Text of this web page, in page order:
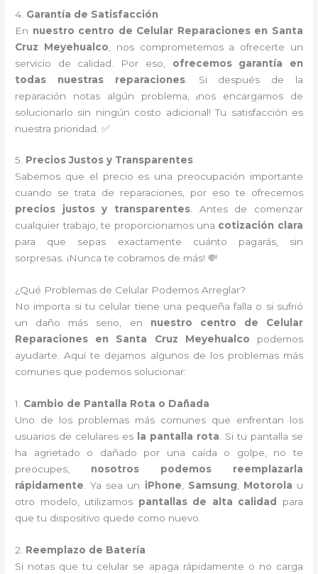
4. Garantía de Satisfacción
En nuestro centro de Celular Reparaciones en Santa
Cruz Meyehualco , nos comprometemos a ofrecerte un
servicio de calidad. Por eso, ofrecemos garantía en
todas nuestras reparaciones. Si después de la
reparación notas algún problema, ¡nos encargamos de
solucionarlo sin ningún costo adicional! Tu satisfacción es
nuestra prioridad. ✅
5. Precios Justos y Transparentes
Sabemos que el precio es una preocupación importante
cuando se trata de reparaciones, por eso te ofrecemos
precios justos y transparentes. Antes de comenzar
cualquier trabajo, te proporcionamos una cotización clara
para que sepas exactamente cuánto pagarás, sin
sorpresas. ¡Nunca te cobramos de más! 💸
¿Qué Problemas de Celular Podemos Arreglar?
No importa si tu celular tiene una pequeña falla o si sufrió
un daño más serio, en nuestro centro de Celular
Reparaciones en Santa Cruz Meyehualco podemos
ayudarte. Aquí te dejamos algunos de los problemas más
comunes que podemos solucionar:
1. Cambio de Pantalla Rota o Dañada
Uno de los problemas más comunes que enfrentan los
usuarios de celulares es
la pantalla rota . Si tu pantalla se
ha agrietado o dañado por una caída o golpe, no te
preocupes, nosotros podemos reemplazarla
rápidamente . Ya sea un iPhone Samsung Motorola u
otro modelo, utilizamos pantallas de alta calidad
para
que tu dispositivo quede como nuevo.
2. Reemplazo de Batería
Si notas que tu celular se apaga rápidamente o no carga